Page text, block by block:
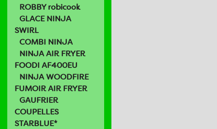
ROBBY robicook
GLACE NINJA
SWIRL
COMBI NINJA
NINJA AIR FRYER
FOODI AF400EU
NINJA WOODFIRE
FUMOIR AIR FRYER
GAUFRIER
COUPELLES
STARBLUE*